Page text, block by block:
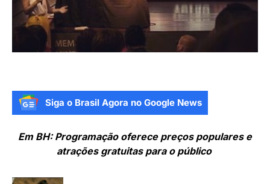
Siga o Brasil Agora no Google News
Em BH: Programação oferece preços populares e
atrações gratuitas para o público